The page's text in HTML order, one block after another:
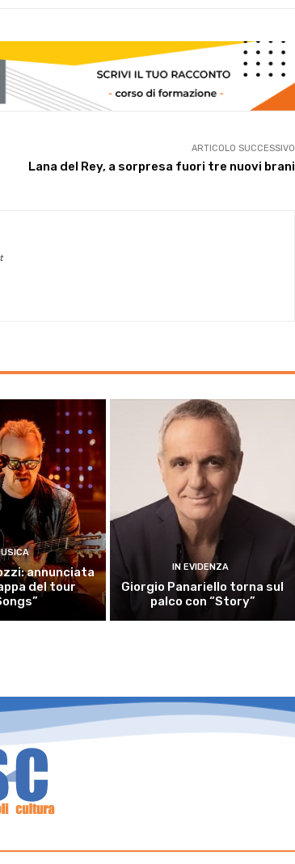
ARTICOLO SUCCESSIVO
Lana del Rey, a sorpresa fuori tre nuovi brani
annunciata
del tour
IN EVIDENZA
Giorgio Panariello torna sul
palco con “Story”